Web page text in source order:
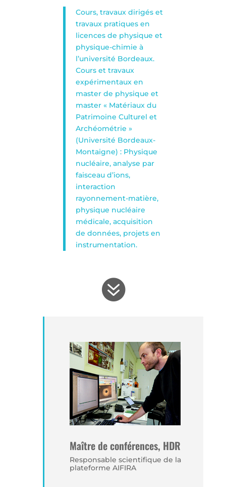
Cours, travaux dirigés et
travaux pratiques en
licences de physique et
physique-chimie à
l’université Bordeaux.
Cours et travaux
expérimentaux en
master de physique et
master « Matériaux du
Patrimoine Culturel et
Archéométrie »
(Université Bordeaux-
Montaigne) : Physique
nucléaire, analyse par
faisceau d’ions,
interaction
rayonnement-matière,
physique nucléaire
médicale, acquisition
de données, projets en
instrumentation.

Maître de conférences, HDR
Responsable scientifique de la
plateforme AIFIRA